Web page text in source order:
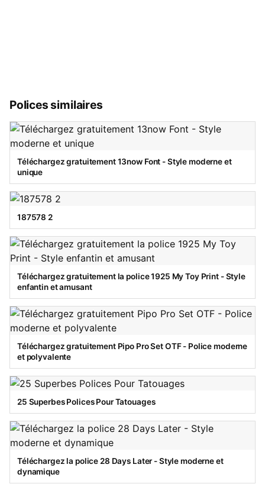
Polices similaires
Téléchargez gratuitement 13now Font - Style moderne et
unique
187578 2
Téléchargez gratuitement la police 1925 My Toy Print - Style
enfantin et amusant
Téléchargez gratuitement Pipo Pro Set OTF - Police moderne
et polyvalente
25 Superbes Polices Pour Tatouages
Téléchargez la police 28 Days Later - Style moderne et
dynamique